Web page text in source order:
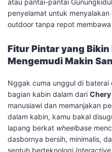
atau pantai-pantai
penyelamat untuk
outdoor tanpa repot
Fitur Pintar yang Bikin
Mengemudi Makin
​Nggak cuma unggul di
bagian kabin dalam dari Chery
manusiawi dan memanjakan
dalam kabin, kamu bakal
lapang berkat wheelbase
dasbornya bersih, minimalis,
sentuh berteknologi